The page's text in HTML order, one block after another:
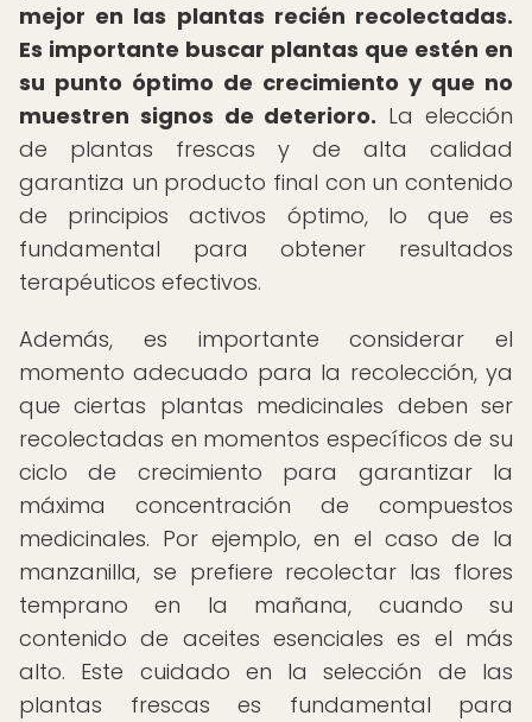
mejor en las plantas recién recolectadas.
Es importante buscar plantas que estén en
su punto óptimo de crecimiento y que no
muestren signos de deterioro. La elección
de plantas frescas y de alta calidad
garantiza un producto final con un contenido
de principios activos óptimo, lo que es
fundamental para obtener resultados
terapéuticos efectivos.
Además, es importante considerar el
momento adecuado para la recolección, ya
que ciertas plantas medicinales deben ser
recolectadas en momentos específicos de su
ciclo de crecimiento para garantizar la
máxima concentración de compuestos
medicinales. Por ejemplo, en el caso de la
manzanilla, se prefiere recolectar las flores
temprano en la mañana, cuando su
contenido de aceites esenciales es el más
alto. Este cuidado en la selección de las
plantas frescas es fundamental para